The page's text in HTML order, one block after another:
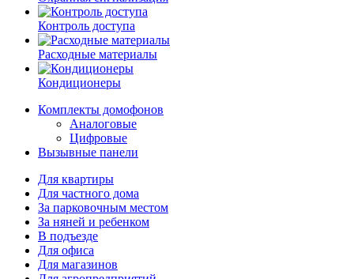
Контроль доступа
Расходные материалы
Кондиционеры
Комплекты домофонов
Аналоговые
Цифровые
Вызывные панели
Для квартиры
Для частного дома
За парковочным местом
За няней и ребенком
В подъезде
Для офиса
Для магазинов